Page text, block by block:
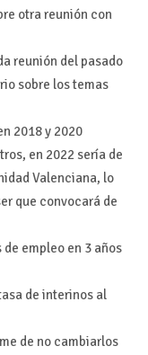
otra reunión con
reunión del pasado
sobre los temas
2018 y 2020
en 2022 sería de
Valenciana, lo
que convocará de
empleo en 3 años
de interinos al
de no cambiarlos